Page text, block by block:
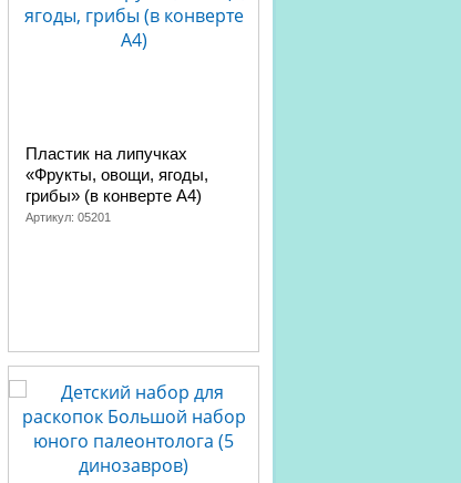
Пластик на липучках
«Фрукты, овощи, ягоды,
грибы» (в конверте A4)
Артикул: 05201